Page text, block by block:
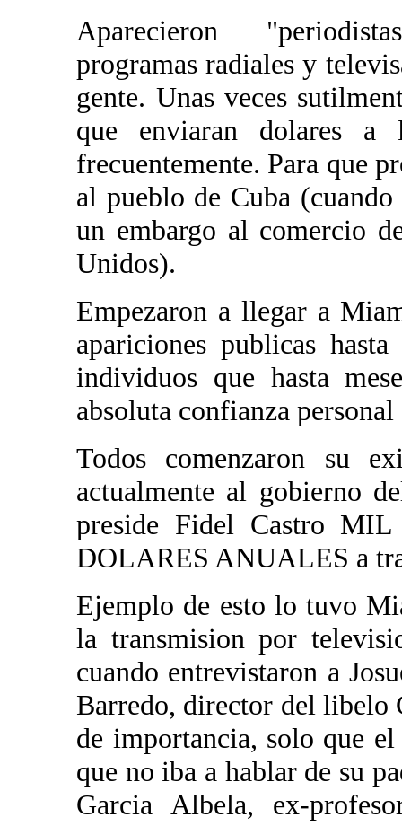
Aparecieron
programas radiales y
gente. Unas veces
que enviaran dolares
frecuentemente. Para que
al pueblo de Cuba
un embargo al comercio
Unidos).
Empezaron a llegar a
apariciones publicas
individuos que hasta
absoluta confianza
Todos comenzaron su
actualmente al gobierno
preside Fidel Castro
DOLARES ANUALES a
Ejemplo de esto lo tuvo
la transmision por
cuando entrevistaron a
Barredo, director del libelo
de importancia, solo que
que no iba a hablar de su
Garcia Albela, ex-